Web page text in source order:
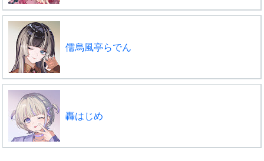
儒烏風亭らでん
轟はじめ